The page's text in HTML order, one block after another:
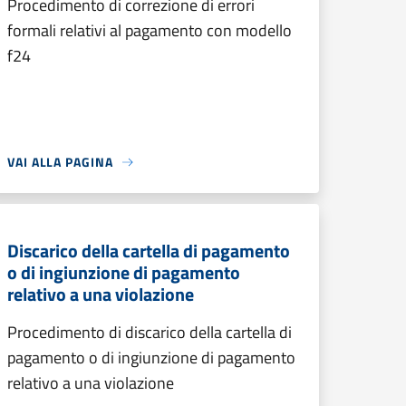
Procedimento di correzione di errori
formali relativi al pagamento con modello
f24
VAI ALLA PAGINA
Discarico della cartella di pagamento
o di ingiunzione di pagamento
relativo a una violazione
Procedimento di discarico della cartella di
pagamento o di ingiunzione di pagamento
relativo a una violazione